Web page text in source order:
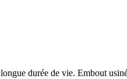
durée de vie. Embout